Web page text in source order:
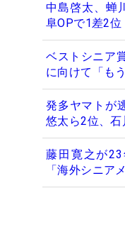
中島啓太、蝉
阜OPで1差2位
ベストシニア
に向けて「も
発多ヤマトが
悠太ら2位、
藤田寛之が
「海外シニア